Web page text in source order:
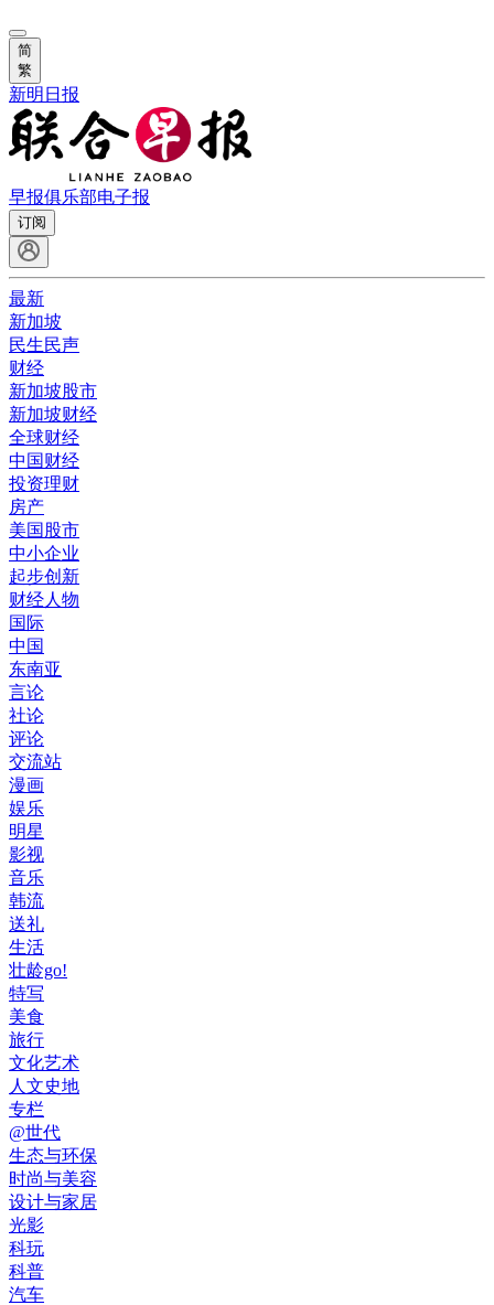
简
繁
新明日报
早报俱乐部电子报
订阅
最新
新加坡
民生民声
财经
新加坡股市
新加坡财经
全球财经
中国财经
投资理财
房产
美国股市
中小企业
起步创新
财经人物
国际
中国
东南亚
言论
社论
评论
交流站
漫画
娱乐
明星
影视
音乐
韩流
送礼
生活
壮龄go!
特写
美食
旅行
文化艺术
人文史地
专栏
@世代
生态与环保
时尚与美容
设计与家居
光影
科玩
科普
汽车